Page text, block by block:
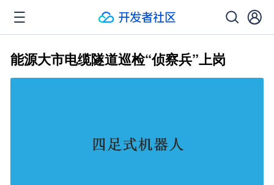
能源大市电缆隧道巡检“侦察兵”上岗